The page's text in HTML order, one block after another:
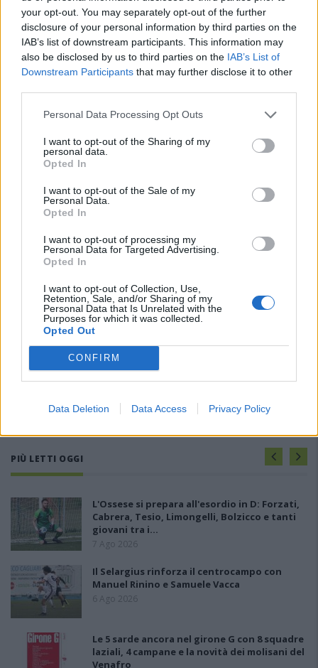
your opt-out. You may separately opt-out of the further
disclosure of your personal information by third parties on the
IAB’s list of downstream participants. This information may
also be disclosed by us to third parties on the IAB’s List of
Downstream Participants that may further disclose it to other
Personal Data Processing Opt Outs
I want to opt-out of the Sharing of my
personal data.
Opted In
I want to opt-out of the Sale of my
Personal Data.
Opted In
I want to opt-out of processing my
Personal Data for Targeted Advertising.
Opted In
I want to opt-out of Collection, Use,
Retention, Sale, and/or Sharing of my
Personal Data that Is Unrelated with the
Purposes for which it was collected.
Opted Out
CONFIRM
Data Deletion Data Access Privacy Policy
PIÙ LETTI OGGI
L'Ossese si prepara all'esordio in D: Forzati,
Cabrera, Tesio, Limongelli, Bolzicco e tanti
giovani tra i…
7 Ago 2026
Il Selargius rinforza il centrocampo con
Manuel Rinino e Samuele Vacca
6 Ago 2026
Le 5 sarde ancora nel girone G con 8 squadre
laziali, 4 campane e la novità dei molisani del
Venafro